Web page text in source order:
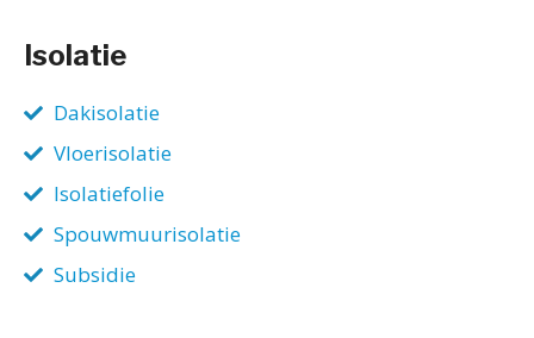
Isolatie
Dakisolatie
Vloerisolatie
Isolatiefolie
Spouwmuurisolatie
Subsidie